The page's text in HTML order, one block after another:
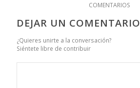
COMENTARIOS
DEJAR UN COMENTARIO
¿Quieres unirte a la conversación?
Siéntete libre de contribuir